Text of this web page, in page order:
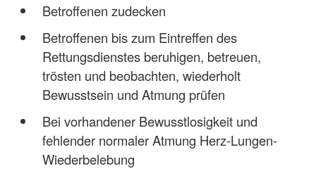
Betroffenen zudecken
Betroffenen bis zum Eintreffen des
Rettungsdienstes beruhigen, betreuen,
trösten und beobachten, wiederholt
Bewusstsein und Atmung prüfen
Bei vorhandener Bewusstlosigkeit und
fehlender normaler Atmung Herz-Lungen-
Wiederbelebung